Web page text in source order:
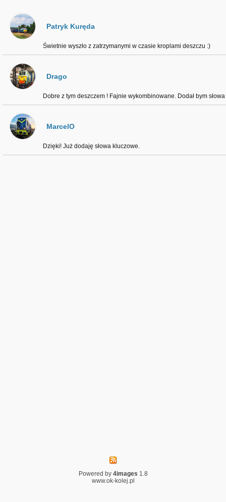
Patryk Kuręda
Świetnie wyszło z zatrzymanymi w czasie kroplami deszczu :)
Drago
Dobre z tym deszczem ! Fajnie wykombinowane. Dodał bym
MarcelO
Dzięki! Już dodaję słowa kluczowe.
Powered by 4images 1.8
www.ok-kolej.pl